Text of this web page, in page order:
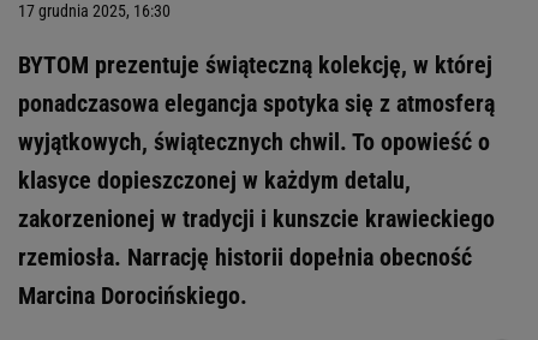
17 grudnia 2025, 16:30
BYTOM prezentuje świąteczną kolekcję, w której
ponadczasowa elegancja spotyka się z atmosferą
wyjątkowych, świątecznych chwil. To opowieść o
klasyce dopieszczonej w każdym detalu,
zakorzenionej w tradycji i kunszcie krawieckiego
rzemiosła. Narrację historii dopełnia obecność
Marcina Dorocińskiego.